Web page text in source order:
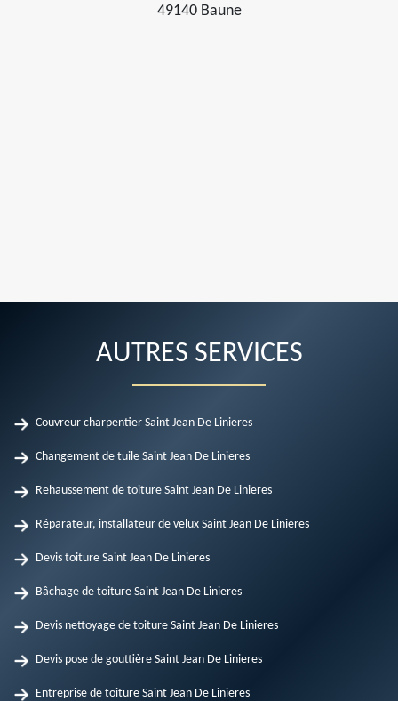
49140 Baune
AUTRES SERVICES
Couvreur charpentier Saint Jean De Linieres
Changement de tuile Saint Jean De Linieres
Rehaussement de toiture Saint Jean De Linieres
Réparateur, installateur de velux Saint Jean De Linieres
Devis toiture Saint Jean De Linieres
Bâchage de toiture Saint Jean De Linieres
Devis nettoyage de toiture Saint Jean De Linieres
Devis pose de gouttière Saint Jean De Linieres
Entreprise de toiture Saint Jean De Linieres